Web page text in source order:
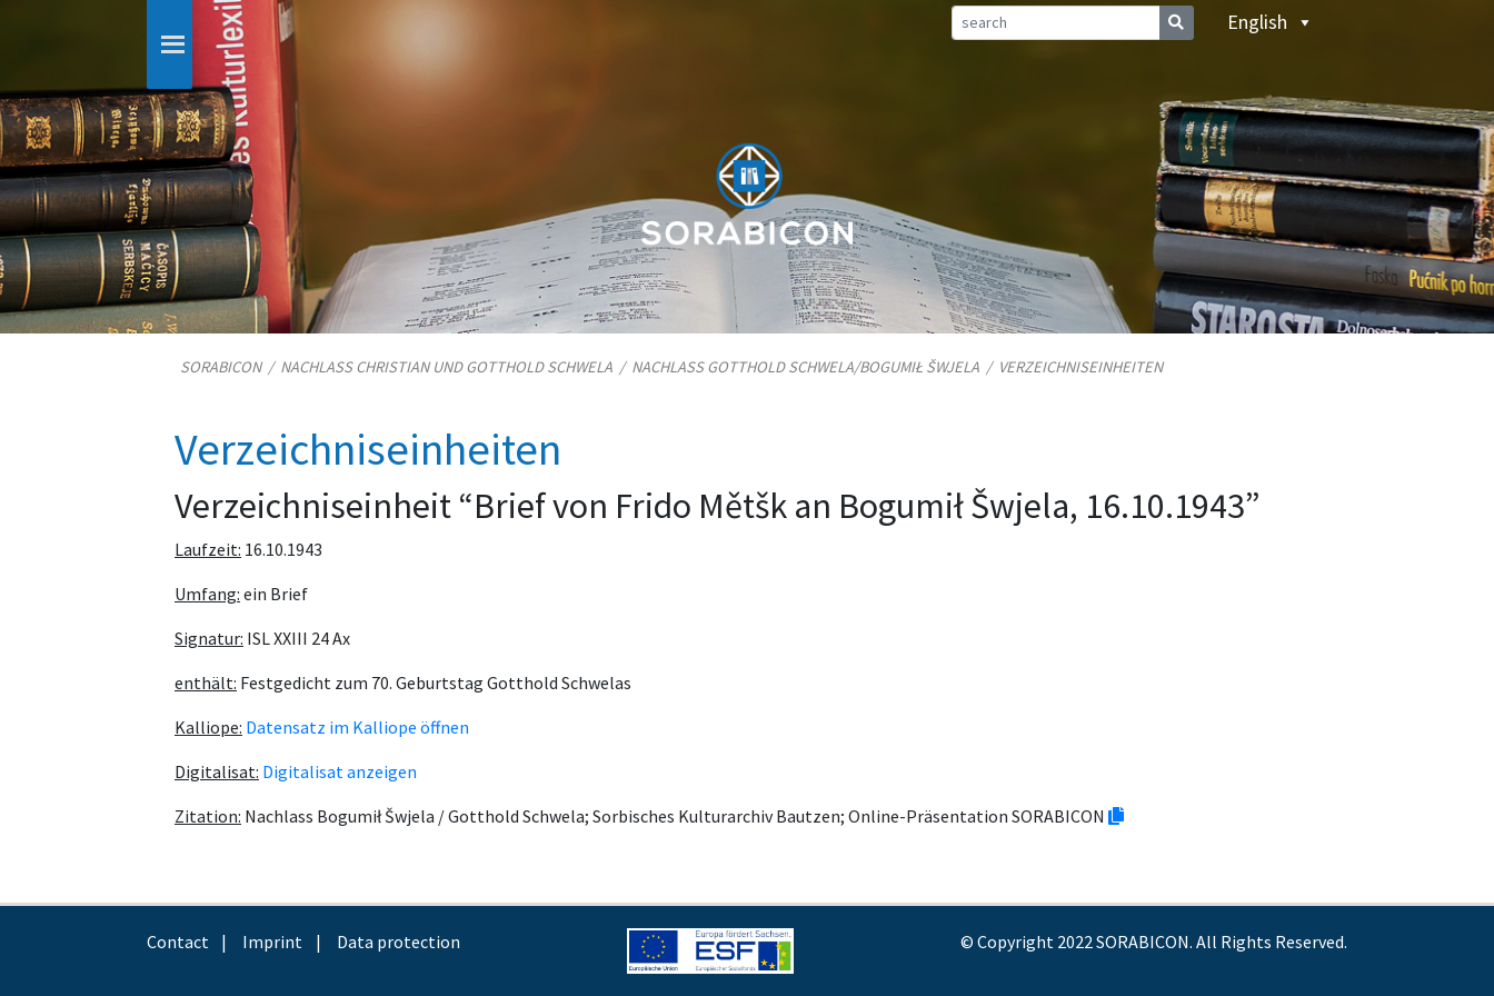
English
SORABICON/ NACHLASS CHRISTIAN UND GOTTHOLD SCHWELA / NACHLASS GOTTHOLD SCHWELA/​BOGUMIŁ ŠWJELA / VERZEICHNISEINHEITEN
Verzeichniseinheiten
Verzeichniseinheit “Brief von Frido Mětšk an Bogumił Šwjela, 16.10.1943”
Laufzeit: 16.10.1943
Umfang: ein Brief
Signatur: ISL XXIII 24 Ax
enthält: Festgedicht zum 70. Geburtstag Gotthold Schwelas
Kalliope: Datensatz im Kalliope öffnen
Digitalisat: Digitalisat anzeigen
Zitation: Nachlass Bogumił Šwjela / Gotthold Schwela; Sorbisches Kulturarchiv Bautzen; Online-Präsentation SORABICON
Contact Imprint Data protection © Copyright 2022 SORABICON. All Rights Reserved.